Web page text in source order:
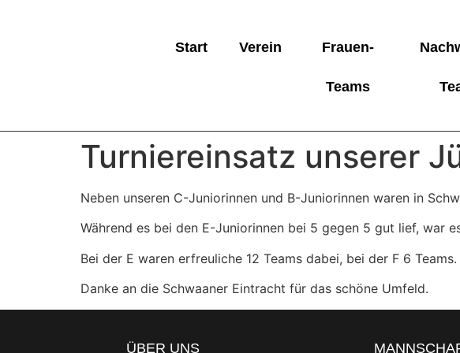
Start Verein Frauen-
Teams
Turniereinsatz unserer
Neben unseren C-Juniorinnen und B-Juniorinnen waren in
Während es bei den E-Juniorinnen bei 5 gegen 5 gut lief, war
Bei der E waren erfreuliche 12 Teams dabei, bei der F 6 Teams.
Danke an die Schwaaner Eintracht für das schöne Umfeld.
ÜBER UNS